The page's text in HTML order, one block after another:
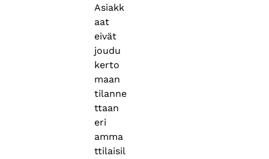
Asiakk
aat
eivät
joudu
kerto
maan
tilanne
ttaan
eri
amma
ttilaisil